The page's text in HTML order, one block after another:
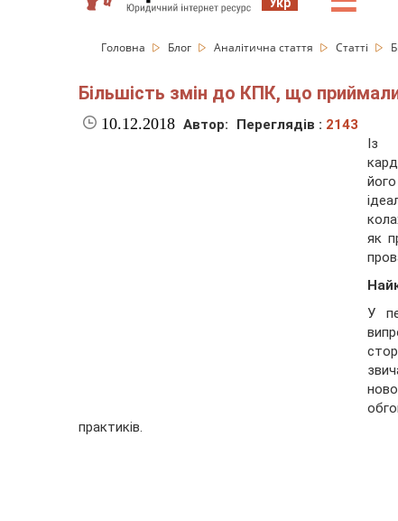
Головна Блог Аналітична стаття Статті
Більшість змін до КПК, що
10.12.2018 Автор: Переглядів : 2143
Із
як
У
практиків.